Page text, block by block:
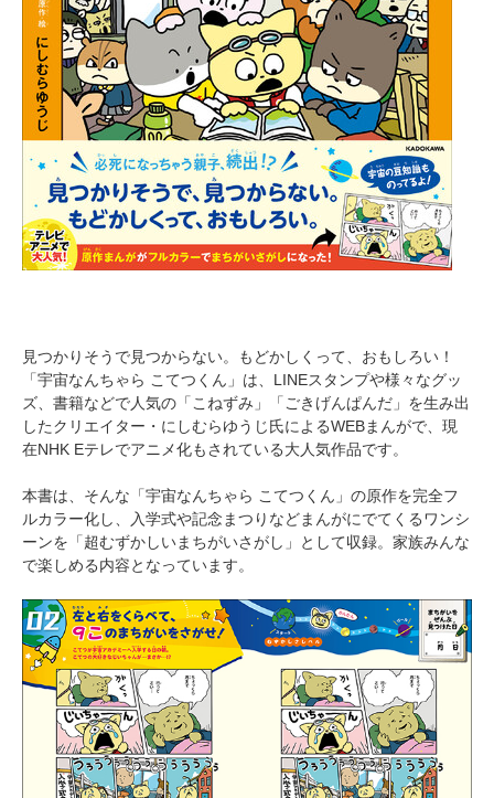
見つかりそうで見つからない。もどかしくって、おもしろい！
「宇宙なんちゃら こてつくん」は、LINEスタンプや様々なグッ
ズ、書籍などで人気の「こねずみ」「ごきげんぱんだ」を生み出
したクリエイター・にしむらゆうじ氏によるWEBまんがで、現
在NHK Eテレでアニメ化もされている大人気作品です。
本書は、そんな「宇宙なんちゃら こてつくん」の原作を完全フ
ルカラー化し、入学式や記念まつりなどまんがにでてくるワンシ
ーンを「超むずかしいまちがいさがし」として収録。家族みんな
で楽しめる内容となっています。